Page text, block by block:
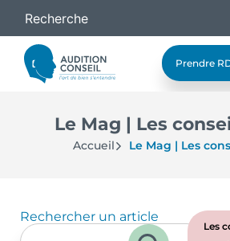
Prendre
Le Mag | Les
Accueil Le Mag | Les
Rechercher un article
Les